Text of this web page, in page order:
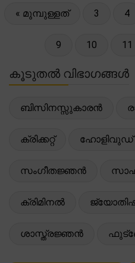
« മുമ്പുള്ളത് 3 4
9 10 11
കൂടുതൽ വിഭാഗങ്ങൾ
ബിസിനസ്സുകാരൻ
ക്രിക്കറ്റ് ഹോളിവുഡ്
സംഗീതജ്ഞൻ
ക്രിമിനൽ
ശാസ്ത്രജ്ഞൻ